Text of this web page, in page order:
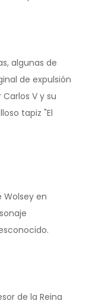
algunas de
de expulsión
V y su
tapiz "El
Wolsey en
de la Reina